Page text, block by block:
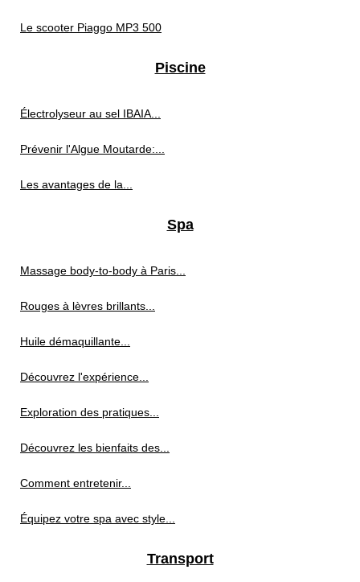
Le scooter Piaggo MP3 500
Piscine
Électrolyseur au sel IBAIA...
Prévenir l'Algue Moutarde:...
Les avantages de la...
Spa
Massage body-to-body à Paris...
Rouges à lèvres brillants...
Huile démaquillante...
Découvrez l'expérience...
Exploration des pratiques...
Découvrez les bienfaits des...
Comment entretenir...
Équipez votre spa avec style...
Transport